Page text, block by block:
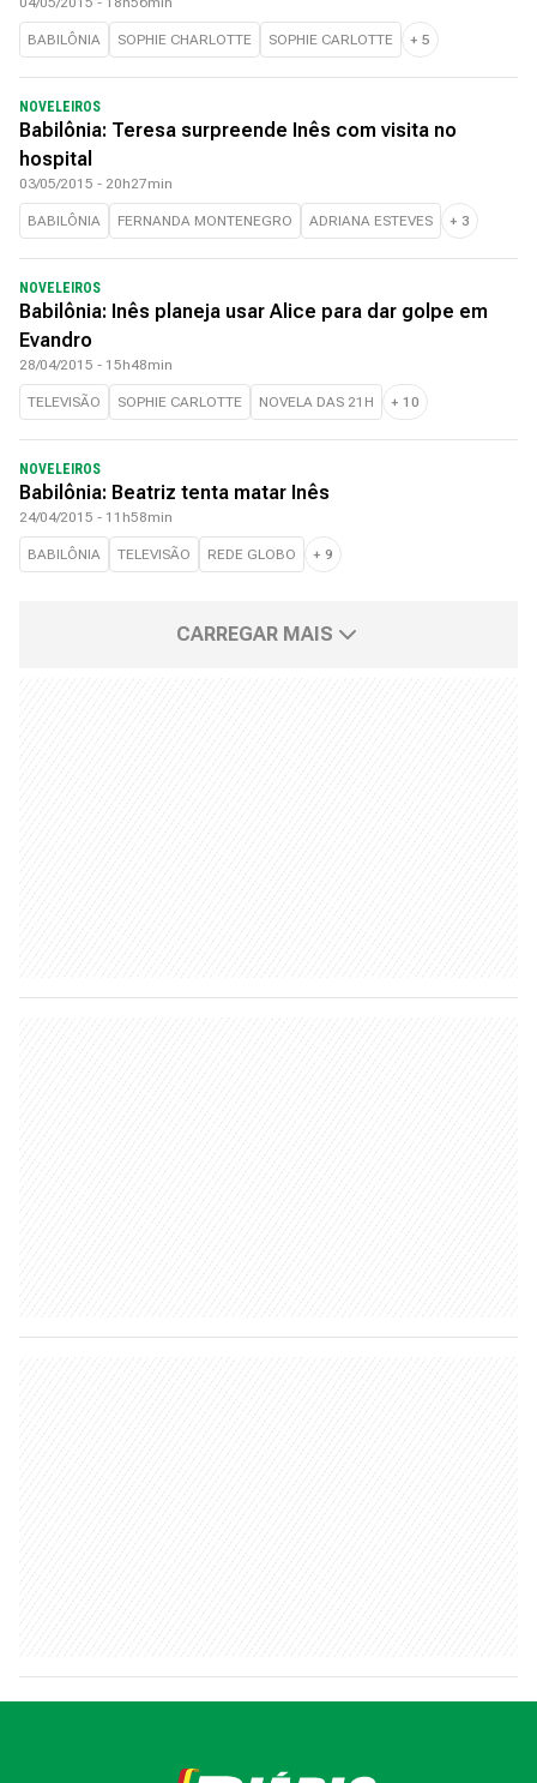
BABILÔNIA SOPHIE CHARLOTTE SOPHIE CARLOTTE + 5
NOVELEIROS
Babilônia: Teresa surpreende Inês com visita no
hospital
03/05/2015 - 20h27min
BABILÔNIA FERNANDA MONTENEGRO ADRIANA ESTEVES + 3
NOVELEIROS
Babilônia: Inês planeja usar Alice para dar golpe em
Evandro
28/04/2015 - 15h48min
TELEVISÃO SOPHIE CARLOTTE NOVELA DAS 21H + 10
NOVELEIROS
Babilônia: Beatriz tenta matar Inês
24/04/2015 - 11h58min
BABILÔNIA TELEVISÃO REDE GLOBO + 9
CARREGAR MAIS